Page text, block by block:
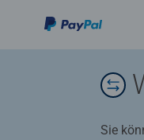
Sie